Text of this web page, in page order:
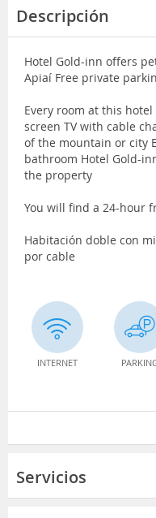
Descripción
Hotel Gold-inn offers
Apiaí Free private
Every room at this
screen TV with cable
of the mountain or city
bathroom Hotel Gold-
the property
You will find a 24-hour
Habitación doble con
por cable
INTERNET
Servicios